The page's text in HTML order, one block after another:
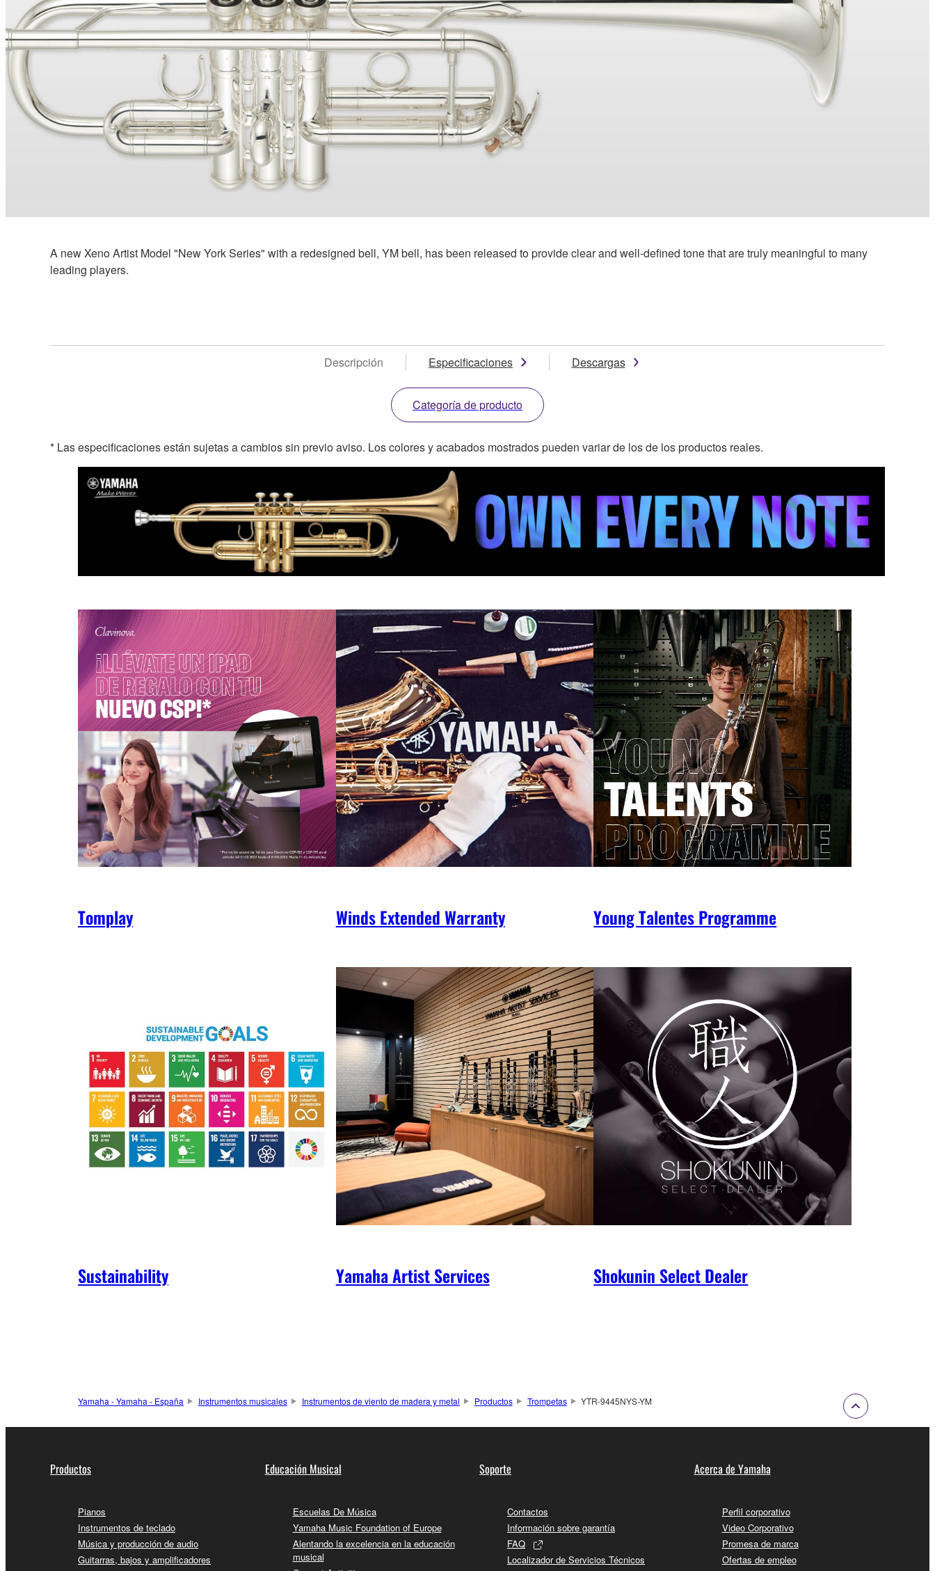
A new Xeno Artist Model "New York Series" with a redesigned bell, YM bell, has been released to provide clear and well-defined tone that are truly meaningful to many
leading players.
Descripción Especificaciones Descargas
Categoría de producto
* Las especificaciones están sujetas a cambios sin previo aviso. Los colores y acabados mostrados pueden variar de los de los productos reales.
Tomplay Winds Extended Warranty Young Talentes Programme
Sustainability Yamaha Artist Services Shokunin Select Dealer
Yamaha - Yamaha - España Instrumentos musicales Instrumentos de viento de madera y metal Productos Trompetas YTR-9445NYS-YM
Productos
Pianos
Instrumentos de teclado
Música y producción de audio
Guitarras, bajos y amplificadores
Educación Musical
Escuelas De Música
Yamaha Music Foundation of Europe
Alentando la excelencia en la educación
musical
Soporte
Contactos
Información sobre garantía
FAQ
Localizador de Servicios Técnicos
Acerca de Yamaha
Perfil corporativo
Video Corporativo
Promesa de marca
Ofertas de empleo